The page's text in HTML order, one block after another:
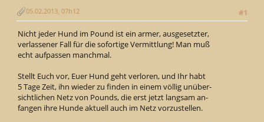
#1
05.02.2013, 07h12
Nicht jeder Hund im Pound ist ein armer, ausgesetzter,
verlassener Fall für die sofortige Vermittlung! Man muß
echt aufpassen manchmal.
Stellt Euch vor, Euer Hund geht verloren, und Ihr habt
5 Tage Zeit, ihn wieder zu finden in einem völlig unüber-
sichtlichen Netz von Pounds, die erst jetzt langsam an-
fangen ihre Hunde aktuell auch im Netz vorzustellen.